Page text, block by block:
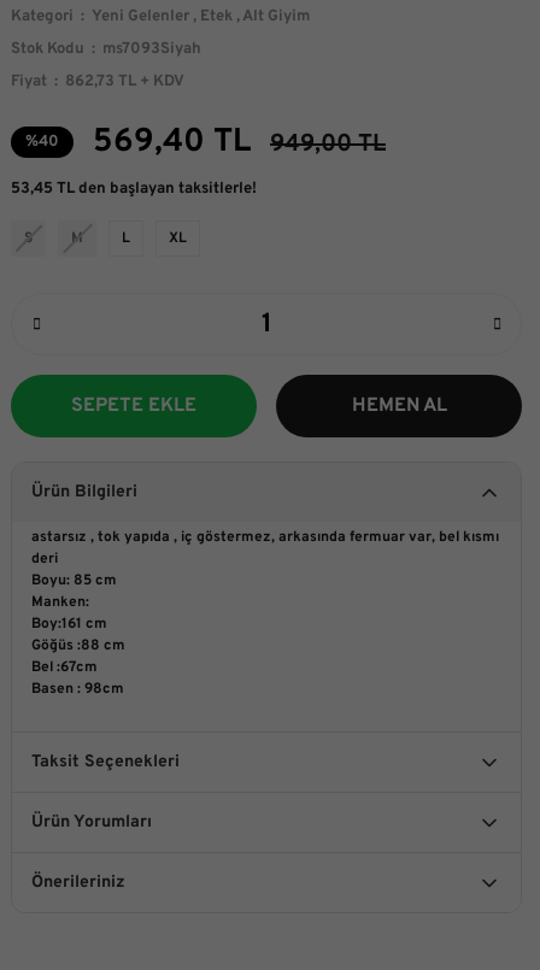
Kategori Yeni Gelenler , Etek ,Alt Giyim
Stok Kodu
ms7093Siyah
Fiyat
862,73 TL + KDV
%40 569,40 TL 949,00 TL
53,45 TL den başlayan taksitlerle!
S M L XL
SEPETE EKLE HEMEN AL
Ürün Bilgileri
astarsız , tok yapıda , iç göstermez, arkasında fermuar var, bel kısmı
deri
Boyu: 85 cm
Manken:
Boy:161 cm
Göğüs :88 cm
Bel :67cm
Basen : 98cm
Taksit Seçenekleri
Ürün Yorumları
Önerileriniz